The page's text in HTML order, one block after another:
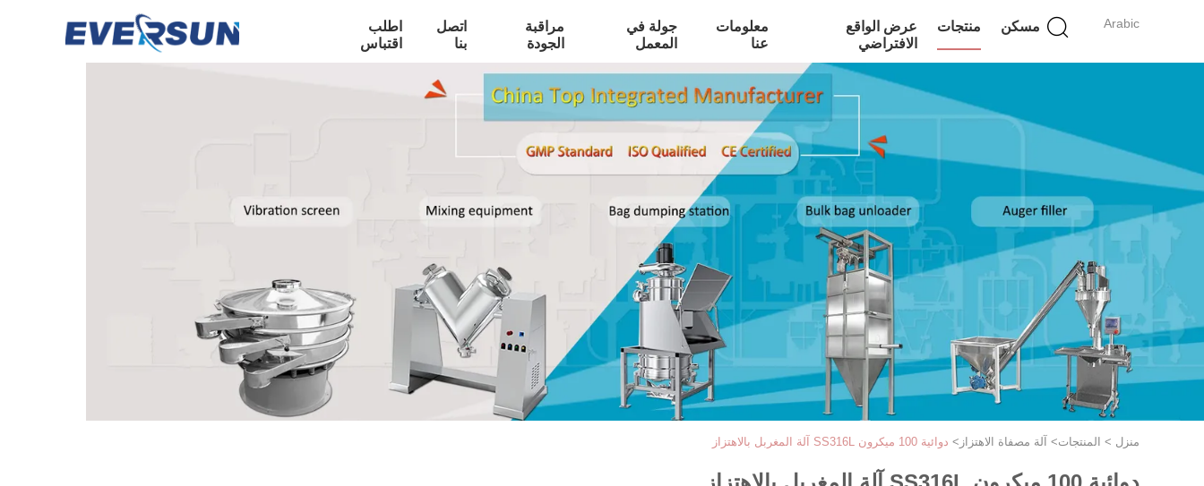
Arabic مسكن منتجات
عرض الواقع
الافتراضي
معلومات
عنا
جولة في
المعمل
مراقبة
الجودة
اتصل
بنا
اطلب
اقتباس
منزل > المنتجات> آلة مصفاة الاهتزاز > دوائية 100 ميكرون SS316L آلة المغربل بالاهتزاز